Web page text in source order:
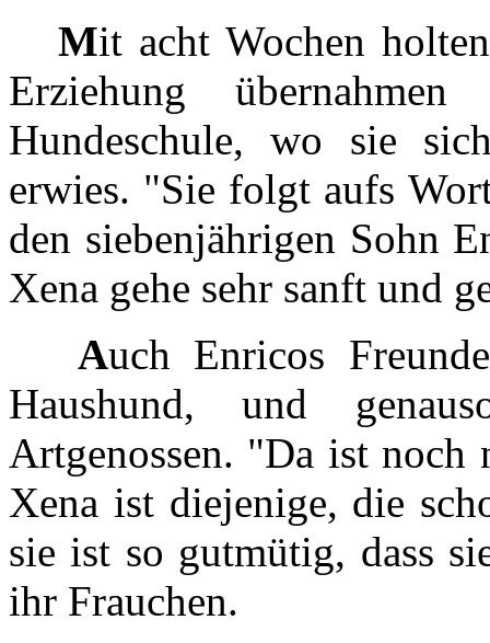
Mit acht Wochen
Erziehung
Hundeschule, wo sie
erwies. "Sie folgt aufs
den siebenjährigen Sohn
Xena gehe sehr sanft und
Auch Enricos
Haushund, und
Artgenossen. "Da ist noch
Xena ist diejenige, die
sie ist so gutmütig, dass
ihr Frauchen.